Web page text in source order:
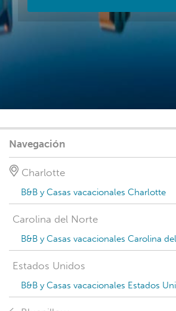
Navegación
Charlotte
B&B y Casas vacacionales Charlotte
Carolina del Norte
B&B y Casas vacacionales Carolina
Estados Unidos
B&B y Casas vacacionales Estados